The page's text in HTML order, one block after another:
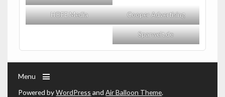
HOFE Media Cooper Advertising
Sparwelt.de
Menu
Powered byWordPress andAir Balloon Theme.